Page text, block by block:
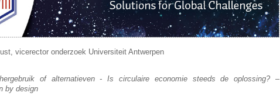
vicerector onderzoek Universiteit Antwerpen
of alternatieven - Is circulaire economie steeds de oplossing? –
by design